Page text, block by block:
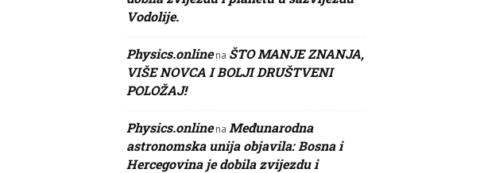
Vodolije.
Physics.onlinena ŠTO MANJE ZNANJA,
VIŠE NOVCA I BOLJI DRUŠTVENI
POLOŽAJ!
Physics.onlinena Međunarodna
astronomska unija objavila: Bosna i
Hercegovina je dobila zvijezdu i